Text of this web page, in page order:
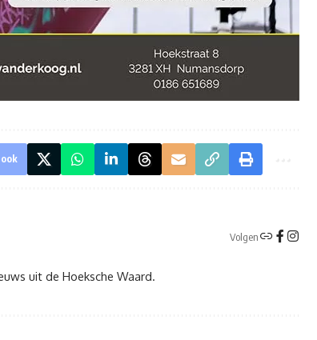
Volgen
uit de Hoeksche Waard.